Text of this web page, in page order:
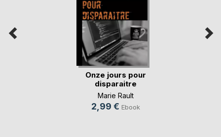
Onze jours pour
disparaitre
Marie Rault
2,99 € Ebook